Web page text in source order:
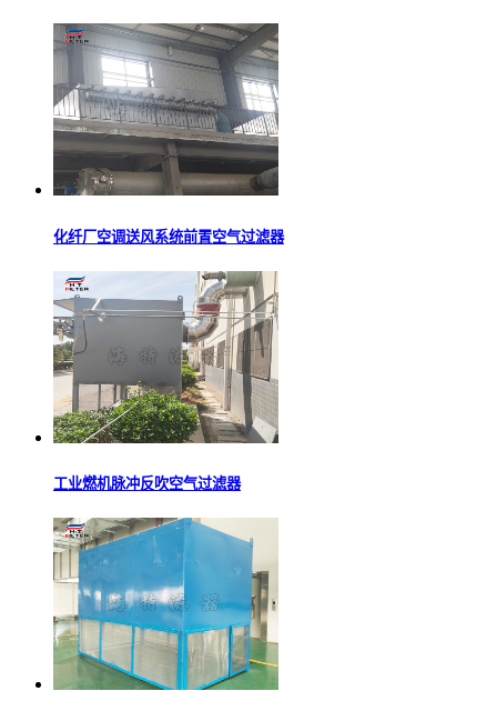
化纤厂空调送风系统前置空气过滤器
工业燃机脉冲反吹空气过滤器